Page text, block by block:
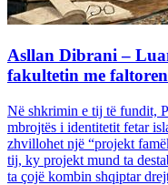
Asllan Dibrani –
fakultetin me
Në shkrimin e tij të fundit,
mbrojtës i identitetit fetar
zhvillohet një “projekt
tij, ky projekt mund ta
ta çojë kombin shqiptar